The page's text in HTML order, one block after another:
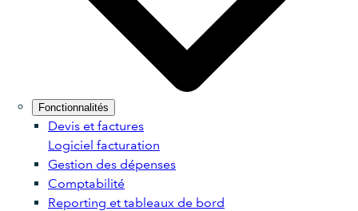
Fonctionnalités
Devis et factures
Logiciel facturation
Gestion des dépenses
Comptabilité
Reporting et tableaux de bord